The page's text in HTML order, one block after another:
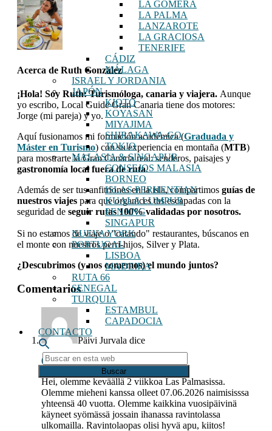
LA GOMERA
LA PALMA
LANZAROTE
LA GRACIOSA
TENERIFE
CÁDIZ
MÁLAGA
ISRAEL Y JORDANIA
JAPÓN
KIOTO
KOYASAN
MIYAJIMA
SHIRAKAWA-GO
TOKIO
MALASIA & SINGAPUR
CONSEJOS MALASIA
BORNEO
ISLAS PERHENTIAN
KUALA LUMPUR
PENANG
SINGAPUR
NUEVA YORK
PORTUGAL
LISBOA
MADEIRA
RUTA 66
SENEGAL
TURQUIA
ESTAMBUL
CAPADOCIA
CONTACTO
Buscar
en
esta
web
Acerca de Ruth González
¡Hola! Soy Ruth: Turismóloga, canaria y viajera. Aunque
yo escribo, Local Guide Gran Canaria tiene dos motores:
Jorge (mi pareja) y yo.
Aquí fusionamos mi formación académica (Graduada y
Máster en Turismo) con su experiencia en montaña (MTB)
para mostrarte la Gran Canaria real: senderos, paisajes y
gastronomía local fuera de ruta.
Además de ser tus anfitriones en la isla, compartimos guías de
nuestros viajes para que organices tus escapadas con la
seguridad de seguir rutas 100% validadas por nosotros.
Si no estamos de viaje o "catando" restaurantes, búscanos en
el monte con nuestros perri-hijos, Silver y Plata.
¿Descubrimos (y nos comemos) el mundo juntos?
Interacciones
lectores
Comentarios
Päivi Jurvala dice
04/03/2026 a las 11:36
Hei, olemme keväällä 2 viikkoa Las Palmasissa.
Olemme mieheni kanssa olleet 07.06.2026 naimisisssa
yhteensä 40 vuotta. Olemme kaikkina vuosipäivinä
käyneet syömässä jossain ihanassa ravintolassa
ulkomailla. Ravintolaopas olisi hyvä apu, kiitos!